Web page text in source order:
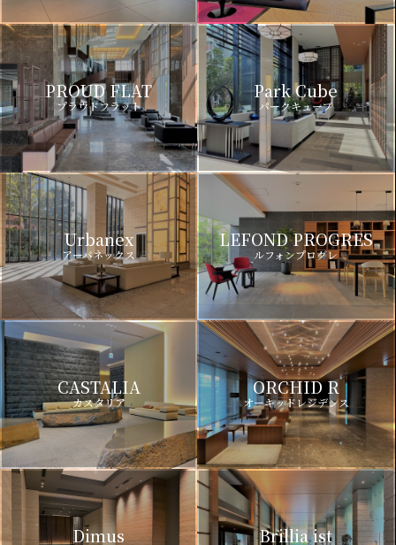
PROUD FLAT
プラウドフラット
Park Cube
パークキューブ
Urbanex
アーバネックス
LEFOND PROGRES
ルフォンプログレ
CASTALIA
カスタリア
ORCHID R
オーキッドレジデンス
Dimus Brillia ist